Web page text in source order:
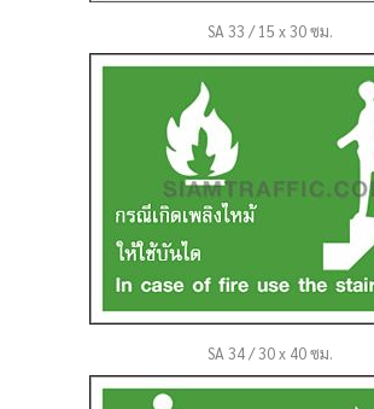
SA 33 / 15 x 30 ซม.
SA 34 / 30 x 40 ซม.